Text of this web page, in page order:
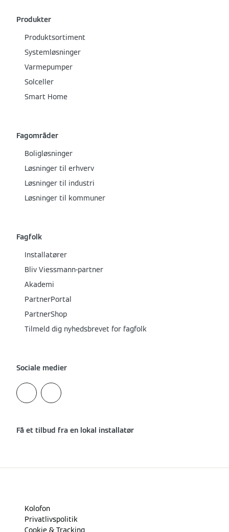
Produkter
Produktsortiment
Systemløsninger
Varmepumper
Solceller
Smart Home
Fagområder
Boligløsninger
Løsninger til erhverv
Løsninger til industri
Løsninger til kommuner
Fagfolk
Installatører
Bliv Viessmann-partner
Akademi
PartnerPortal
PartnerShop
Tilmeld dig nyhedsbrevet for fagfolk
Sociale medier
Få et tilbud fra en lokal installatør
Kolofon
Privatlivspolitik
Cookie & Tracking